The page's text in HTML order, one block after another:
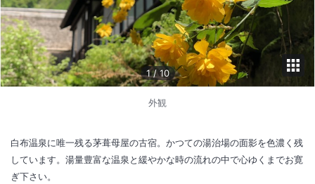
1 /10
外観
白布温泉に唯一残る茅葺母屋の古宿。かつての湯治場の面影を色濃く残
しています。湯量豊富な温泉と緩やかな時の流れの中で心ゆくまでお寛
ぎ下さい。